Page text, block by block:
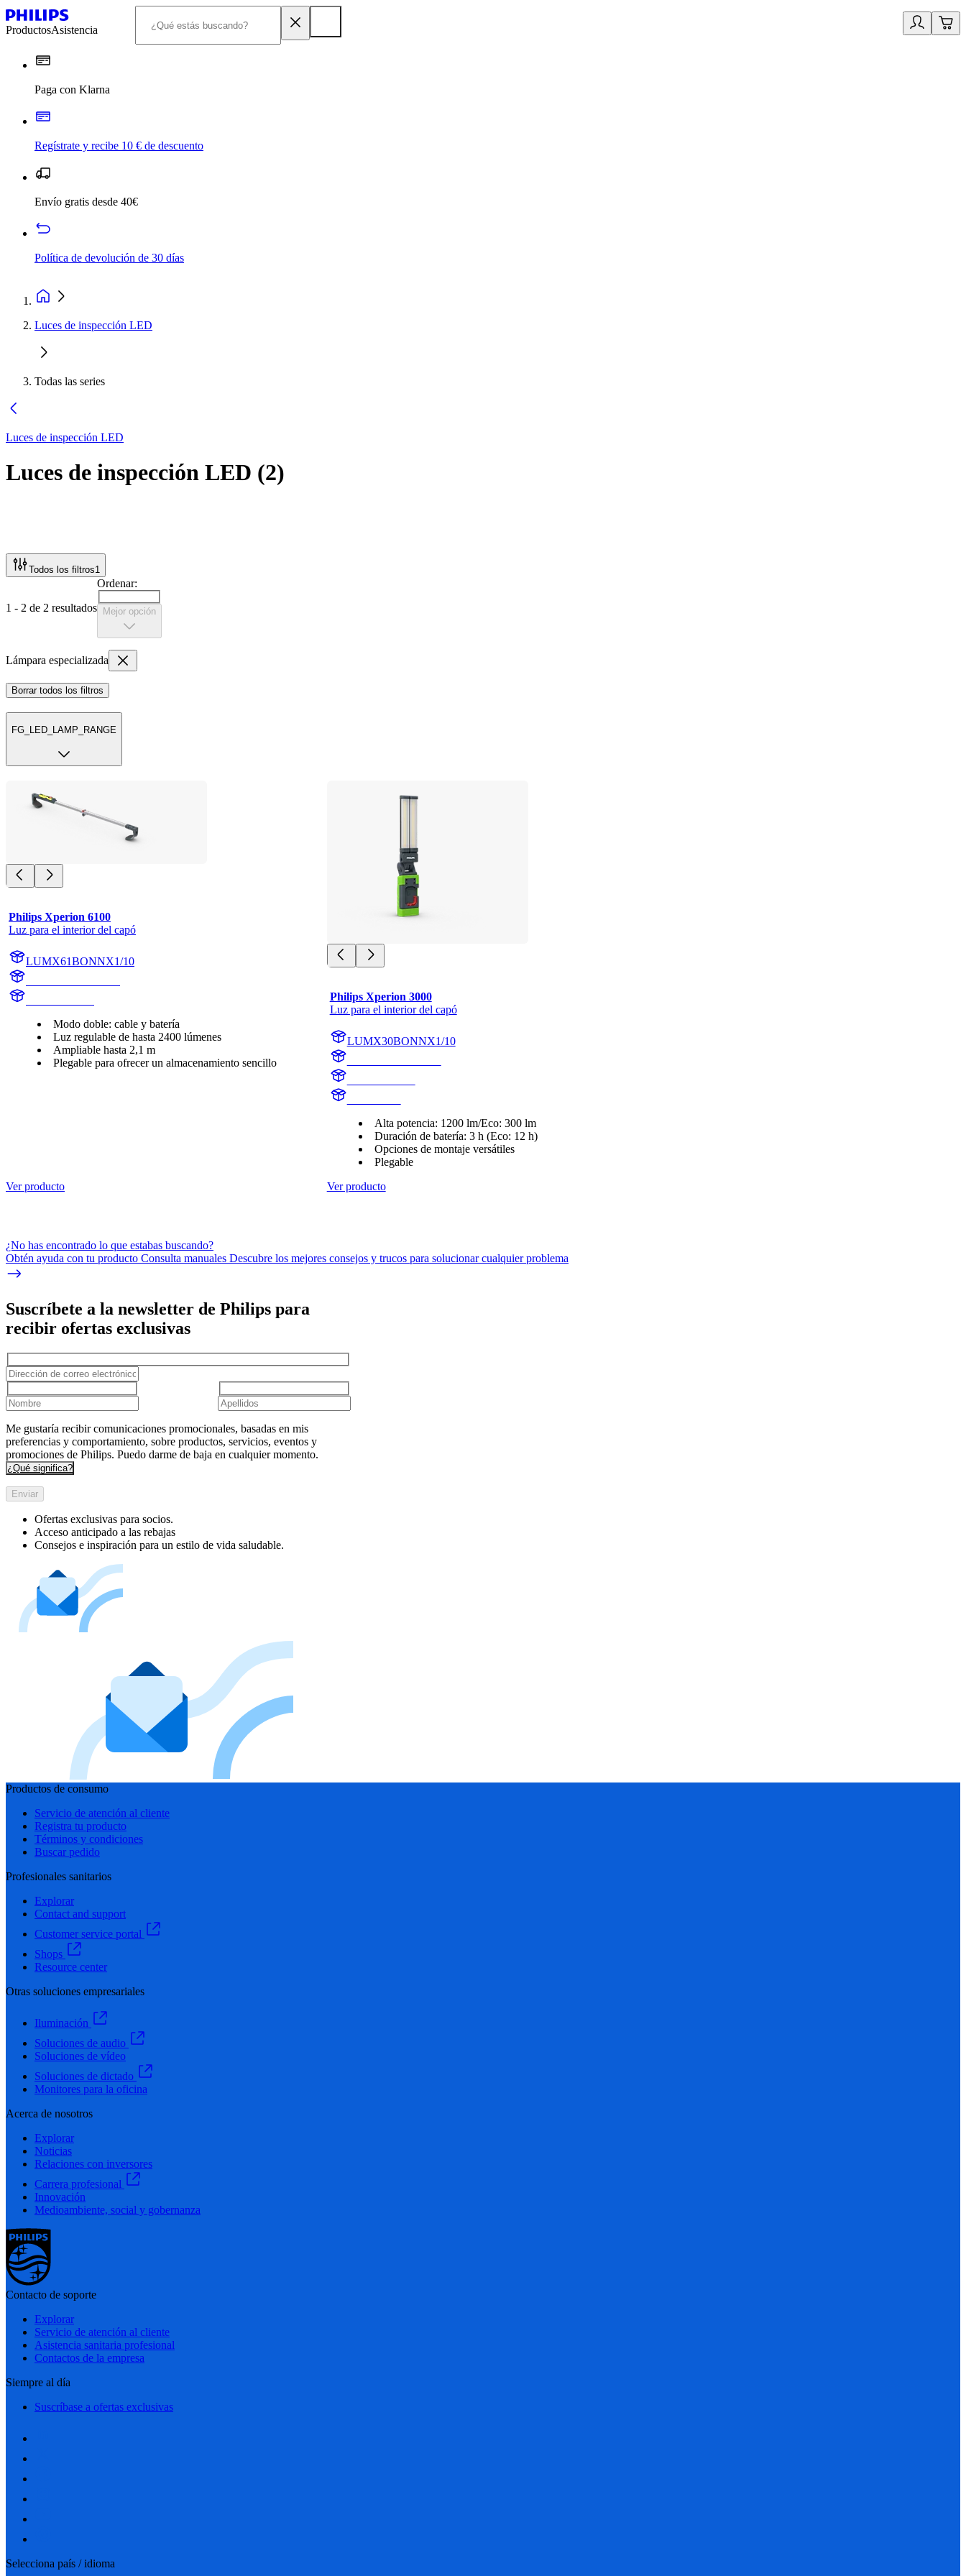
ProductosAsistencia
Paga con Klarna
Regístrate y recibe 10 € de descuento
Envío gratis desde 40€
Política de devolución de 30 días
Luces de inspección LED
Todas las series
Luces de inspección LED
Luces de inspección LED (2)
Todos los filtros1
1 - 2 de 2 resultados
Ordenar:
Mejor opción
Lámpara especializada
Borrar todos los filtros
FG_LED_LAMP_RANGE
Philips Xperion 6100
Luz para el interior del capó
LUMX61BONNX1/10
Modo doble: cable y batería
Luz regulable de hasta 2400 lúmenes
Ampliable hasta 2,1 m
Plegable para ofrecer un almacenamiento sencillo
Ver producto
Philips Xperion 3000
Luz para el interior del capó
LUMX30BONNX1/10
Alta potencia: 1200 lm/Eco: 300 lm
Duración de batería: 3 h (Eco: 12 h)
Opciones de montaje versátiles
Plegable
Ver producto
¿No has encontrado lo que estabas buscando?
Obtén ayuda con tu producto Consulta manuales Descubre los mejores consejos y trucos para solucionar cualquier problema
Suscríbete a la newsletter de Philips para
recibir ofertas exclusivas
Me gustaría recibir comunicaciones promocionales, basadas en mis
preferencias y comportamiento, sobre productos, servicios, eventos y
promociones de Philips. Puedo darme de baja en cualquier momento.
¿Qué significa?
Enviar
Ofertas exclusivas para socios.
Acceso anticipado a las rebajas
Consejos e inspiración para un estilo de vida saludable.
Productos de consumo
Servicio de atención al cliente
Registra tu producto
Términos y condiciones
Buscar pedido
Profesionales sanitarios
Explorar
Contact and support
Customer service portal
Shops
Resource center
Otras soluciones empresariales
Iluminación
Soluciones de audio
Soluciones de vídeo
Soluciones de dictado
Monitores para la oficina
Acerca de nosotros
Explorar
Noticias
Relaciones con inversores
Carrera profesional
Innovación
Medioambiente, social y gobernanza
Contacto de soporte
Explorar
Servicio de atención al cliente
Asistencia sanitaria profesional
Contactos de la empresa
Siempre al día
Suscríbase a ofertas exclusivas
Selecciona país / idioma